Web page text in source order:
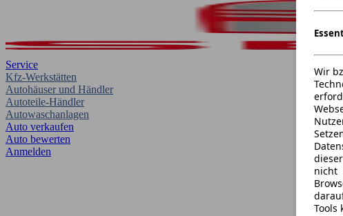
Service
Kfz-Werkstätten
Autohäuser und Händler
Autoteile-Händler
Autowaschanlagen
Auto verkaufen
Auto bewerten
Anmelden
Wir
nicht
Tools